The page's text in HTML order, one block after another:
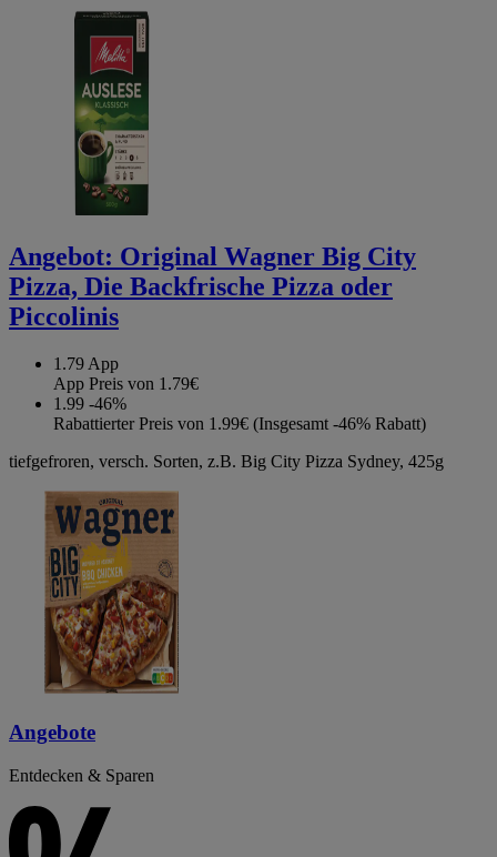
Angebot: Original Wagner Big City
Pizza, Die Backfrische Pizza oder
Piccolinis
1.79 App
App Preis von 1.79€
1.99 -46%
Rabattierter Preis von 1.99€ (Insgesamt -46% Rabatt)
tiefgefroren, versch. Sorten, z.B. Big City Pizza Sydney, 425g
Angebote
Entdecken & Sparen